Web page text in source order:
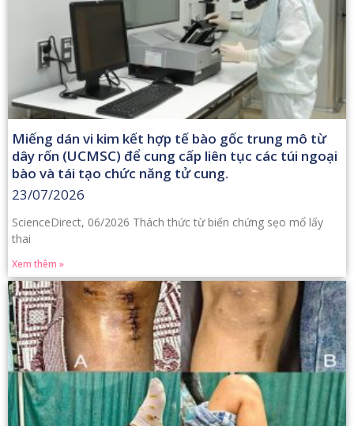
Miếng dán vi kim kết hợp tế bào gốc trung mô từ
dây rốn (UCMSC) để cung cấp liên tục các túi ngoại
bào và tái tạo chức năng tử cung.
23/07/2026
ScienceDirect, 06/2026 Thách thức từ biến chứng sẹo mổ lấy
thai
Xem thêm »